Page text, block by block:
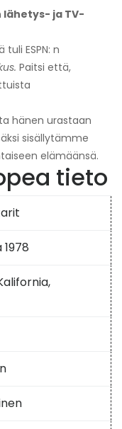
lähetys- ja TV-
tuli ESPN: n
Paitsi että,
hänen urastaan
sisällytämme
elämäänsä.
tieto
1978